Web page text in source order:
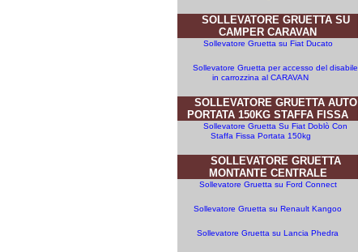
SOLLEVATORE GRUETTA SU
CAMPER CARAVAN
Sollevatore Gruetta su Fiat Ducato
Sollevatore Gruetta per accesso del disabile
in carrozzina al CARAVAN
SOLLEVATORE GRUETTA AUTO
PORTATA 150KG STAFFA FISSA
Sollevatore Gruetta Su Fiat Doblò Con
Staffa Fissa Portata 150kg
SOLLEVATORE GRUETTA
MONTANTE CENTRALE
Sollevatore Gruetta su Ford Connect
Sollevatore Gruetta su Renault Kangoo
Sollevatore Gruetta su Lancia Phedra